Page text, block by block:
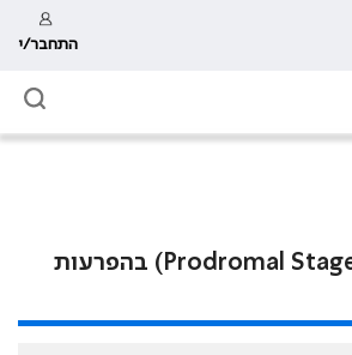
התחבר/י
השלב המקדים (Prodromal Stage) בהפרעות